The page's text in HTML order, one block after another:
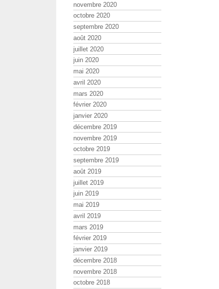
novembre 2020
octobre 2020
septembre 2020
août 2020
juillet 2020
juin 2020
mai 2020
avril 2020
mars 2020
février 2020
janvier 2020
décembre 2019
novembre 2019
octobre 2019
septembre 2019
août 2019
juillet 2019
juin 2019
mai 2019
avril 2019
mars 2019
février 2019
janvier 2019
décembre 2018
novembre 2018
octobre 2018